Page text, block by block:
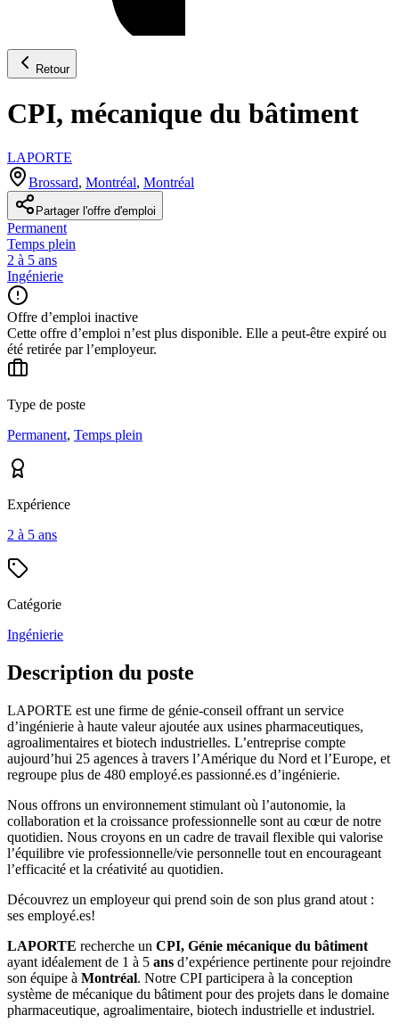
Retour
CPI, mécanique du bâtiment
LAPORTE
Brossard, Montréal, Montréal
Partager l'offre d'emploi
Permanent
Temps plein
2 à 5 ans
Ingénierie
Offre d’emploi inactive
Cette offre d’emploi n’est plus disponible. Elle a peut-être expiré ou
été retirée par l’employeur.
Type de poste
Permanent, Temps plein
Expérience
2 à 5 ans
Catégorie
Ingénierie
Description du poste
LAPORTE est une firme de génie-conseil offrant un service
d’ingénierie à haute valeur ajoutée aux usines pharmaceutiques,
agroalimentaires et biotech industrielles. L’entreprise compte
aujourd’hui 25 agences à travers l’Amérique du Nord et l’Europe, et
regroupe plus de 480 employé.es passionné.es d’ingénierie.
Nous offrons un environnement stimulant où l’autonomie, la
collaboration et la croissance professionnelle sont au cœur de notre
quotidien. Nous croyons en un cadre de travail flexible qui valorise
l’équilibre vie professionnelle/vie personnelle tout en encourageant
l’efficacité et la créativité au quotidien.
Découvrez un employeur qui prend soin de son plus grand atout :
ses employé.es!
LAPORTE recherche un CPI, Génie mécanique du bâtiment
ayant idéalement de 1 à 5 ans d’expérience pertinente pour rejoindre
son équipe à Montréal. Notre CPI participera à la conception
système de mécanique du bâtiment pour des projets dans le domaine
pharmaceutique, agroalimentaire, biotech industrielle et industriel.